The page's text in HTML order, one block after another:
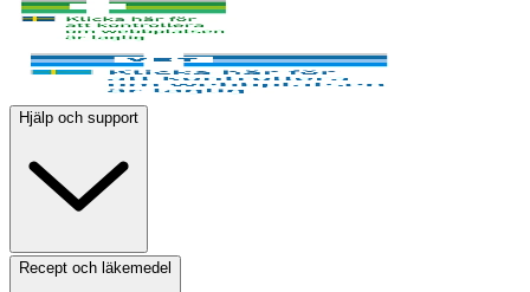
Hjälp och support
Recept och läkemedel